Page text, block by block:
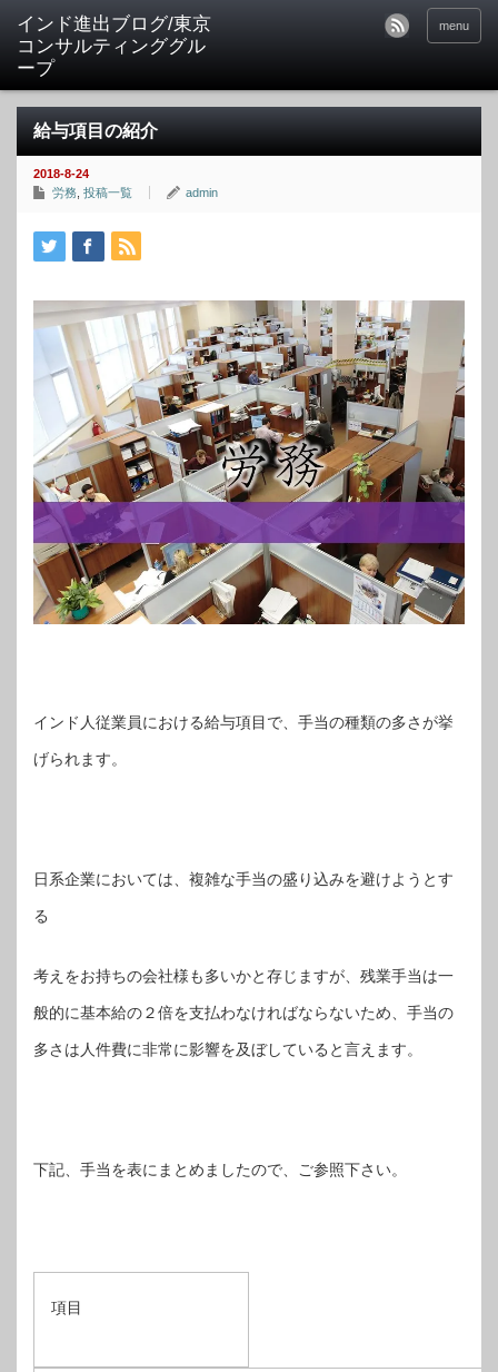
インド進出ブログ/東京
コンサルティンググル
ープ
menu
給与項目の紹介
2018-8-24
労務 投稿一覧 admin
インド人従業員における給与項目で、手当の種類の多さが挙
げられます。
日系企業においては、複雑な手当の盛り込みを避けようとす
る
考えをお持ちの会社様も多いかと存じますが、残業手当は一
般的に基本給の２倍を支払わなければならないため、手当の
多さは人件費に非常に影響を及ぼしていると言えます。
下記、手当を表にまとめましたので、ご参照下さい。
項目